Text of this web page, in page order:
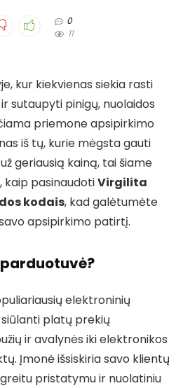
0
11
kur kiekvienas siekia rasti
sutaupyti pinigų, nuolaidos
priemone apsipirkimo
iš tų, kurie mėgsta gauti
geriausią kainą, tai šiame
pasinaudotiVirgilita
kodais, kad galėtumėte
apsipirkimo patirtį.
elektroninių
platų prekių
ir avalynės iki elektronikos
Įmonė išsiskiria savo klientų
pristatymu ir nuolatiniu